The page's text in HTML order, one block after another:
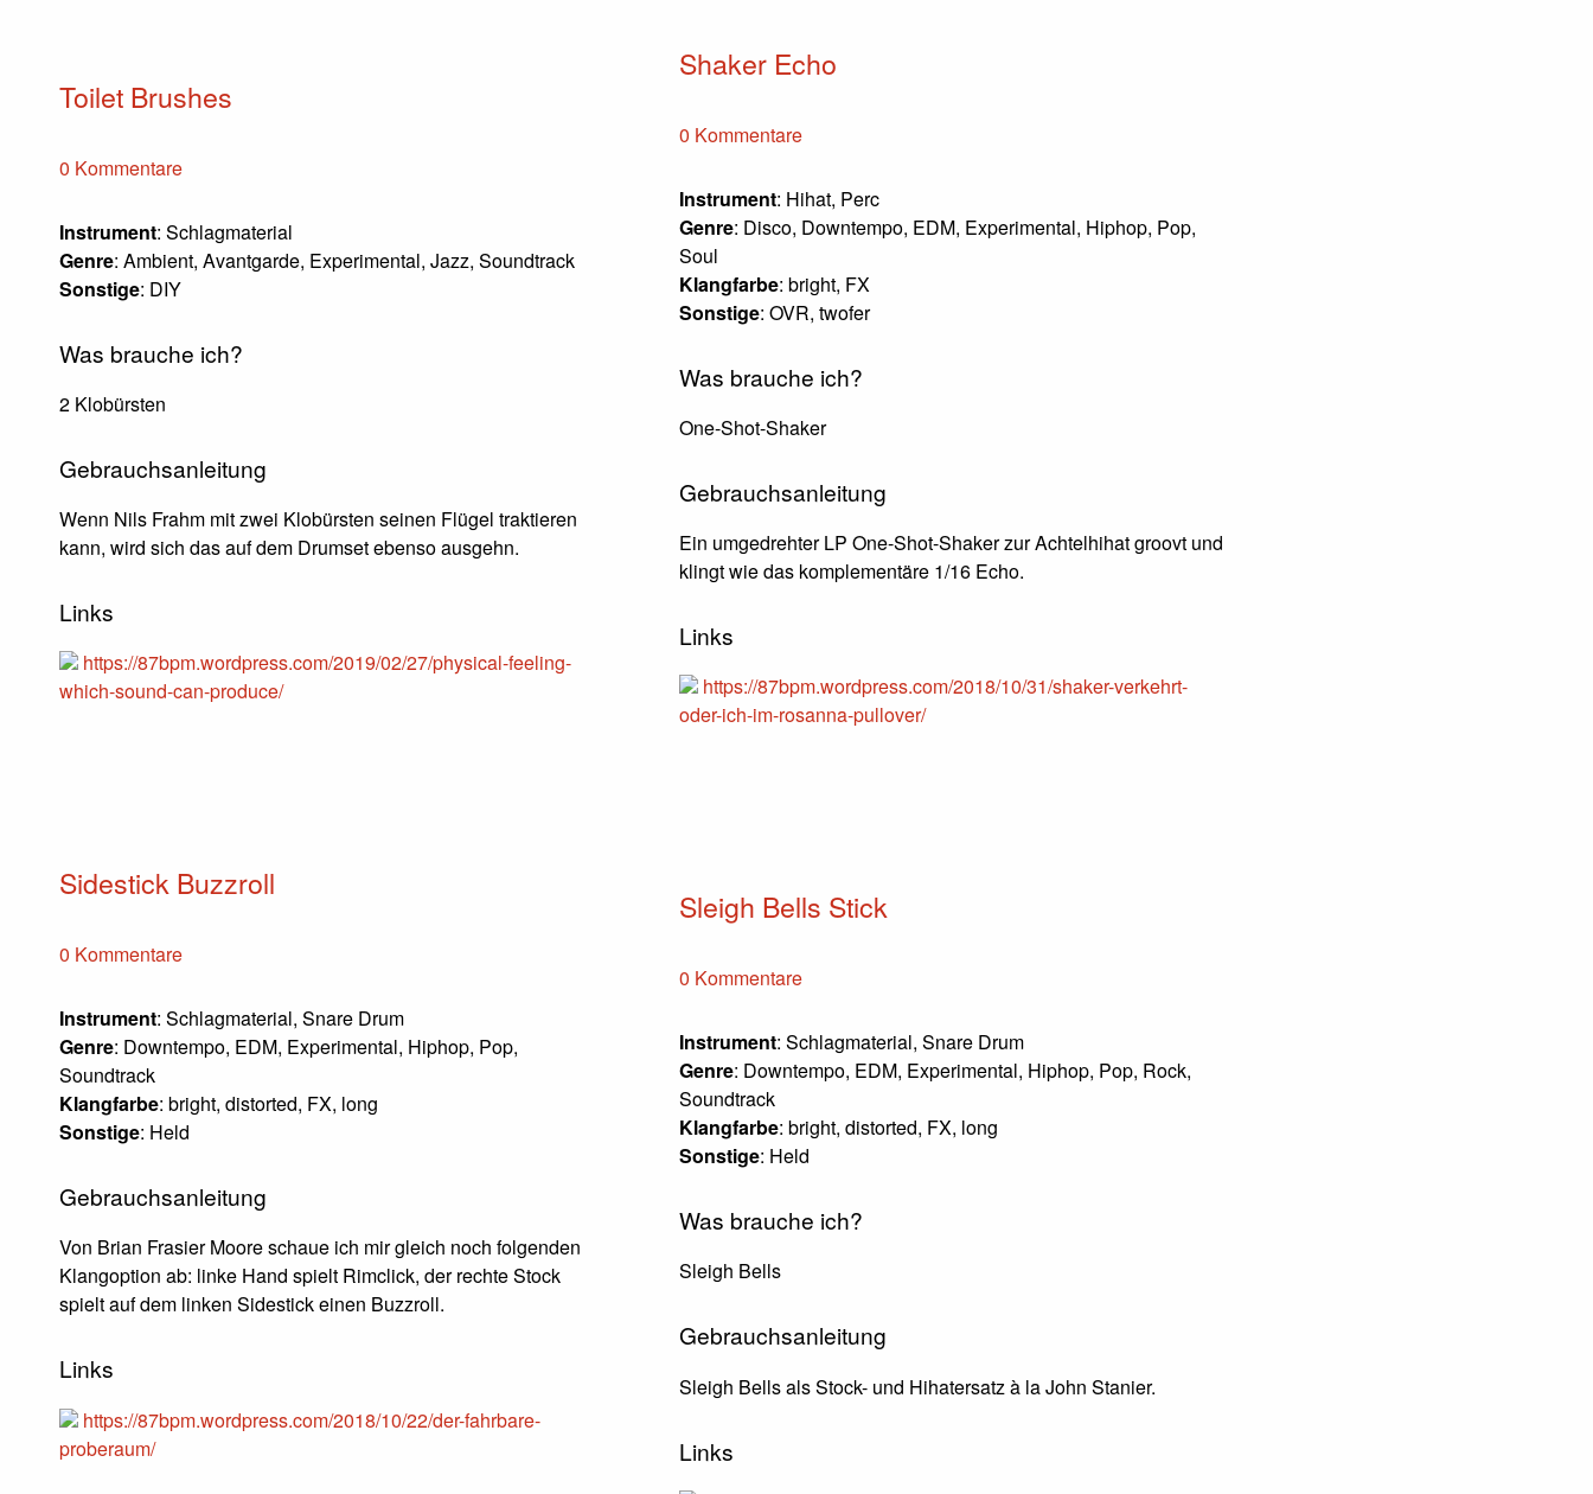
Shaker Echo
0 Kommentare
Instrument: Hihat, Perc
Genre: Disco, Downtempo, EDM, Experimental, Hiphop, Pop,
Soul
Klangfarbe: bright, FX
Sonstige: OVR, twofer
Was brauche ich?
One-Shot-Shaker
Gebrauchsanleitung
Ein umgedrehter LP One-Shot-Shaker zur Achtelhihat groovt und
klingt wie das komplementäre 1/16 Echo.
Links
https://87bpm.wordpress.com/2018/10/31/shaker-verkehrt-
oder-ich-im-rosanna-pullover/
Toilet Brushes
0 Kommentare
Instrument: Schlagmaterial
Genre: Ambient, Avantgarde, Experimental, Jazz, Soundtrack
Sonstige: DIY
Was brauche ich?
2 Klobürsten
Gebrauchsanleitung
Wenn Nils Frahm mit zwei Klobürsten seinen Flügel traktieren
kann, wird sich das auf dem Drumset ebenso ausgehn.
Links
https://87bpm.wordpress.com/2019/02/27/physical-feeling-
which-sound-can-produce/
Sidestick Buzzroll
0 Kommentare
Instrument: Schlagmaterial, Snare Drum
Genre: Downtempo, EDM, Experimental, Hiphop, Pop,
Soundtrack
Klangfarbe: bright, distorted, FX, long
Sonstige: Held
Gebrauchsanleitung
Von Brian Frasier Moore schaue ich mir gleich noch folgenden
Klangoption ab: linke Hand spielt Rimclick, der rechte Stock
spielt auf dem linken Sidestick einen Buzzroll.
Links
https://87bpm.wordpress.com/2018/10/22/der-fahrbare-
proberaum/
Sleigh Bells Stick
0 Kommentare
Instrument: Schlagmaterial, Snare Drum
Genre: Downtempo, EDM, Experimental, Hiphop, Pop, Rock,
Soundtrack
Klangfarbe: bright, distorted, FX, long
Sonstige: Held
Was brauche ich?
Sleigh Bells
Gebrauchsanleitung
Sleigh Bells als Stock- und Hihatersatz à la John Stanier.
Links